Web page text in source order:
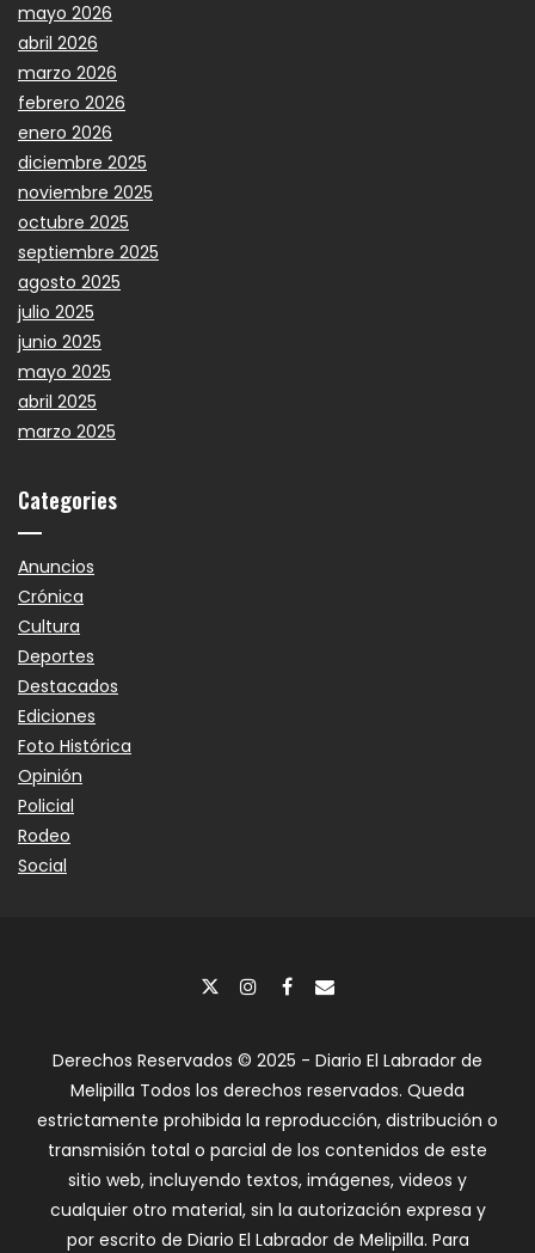
mayo 2026
abril 2026
marzo 2026
febrero 2026
enero 2026
diciembre 2025
noviembre 2025
octubre 2025
septiembre 2025
agosto 2025
julio 2025
junio 2025
mayo 2025
abril 2025
marzo 2025
Categories
Anuncios
Crónica
Cultura
Deportes
Destacados
Ediciones
Foto Histórica
Opinión
Policial
Rodeo
Social
Derechos Reservados © 2025 - Diario El Labrador de
Melipilla Todos los derechos reservados. Queda
estrictamente prohibida la reproducción, distribución o
transmisión total o parcial de los contenidos de este
sitio web, incluyendo textos, imágenes, videos y
cualquier otro material, sin la autorización expresa y
por escrito de Diario El Labrador de Melipilla. Para